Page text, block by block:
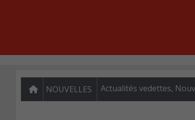
NOUVELLES Actualités vedettes,